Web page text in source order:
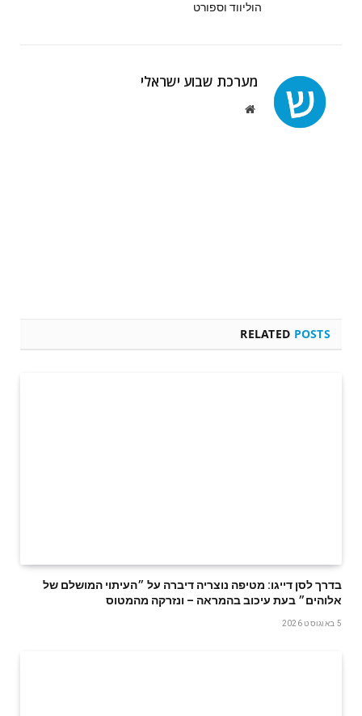
הוליווד וספורט
מערכת שבוע ישראלי
Website
RELATED POSTS
בדרך לסן דייגו: מטיפה נוצריה דיברה על ״העיתוי המושלם של
אלוהים״ בעת עיכוב בהמראה – ונזרקה מהמטוס
5 באוגוסט 2026